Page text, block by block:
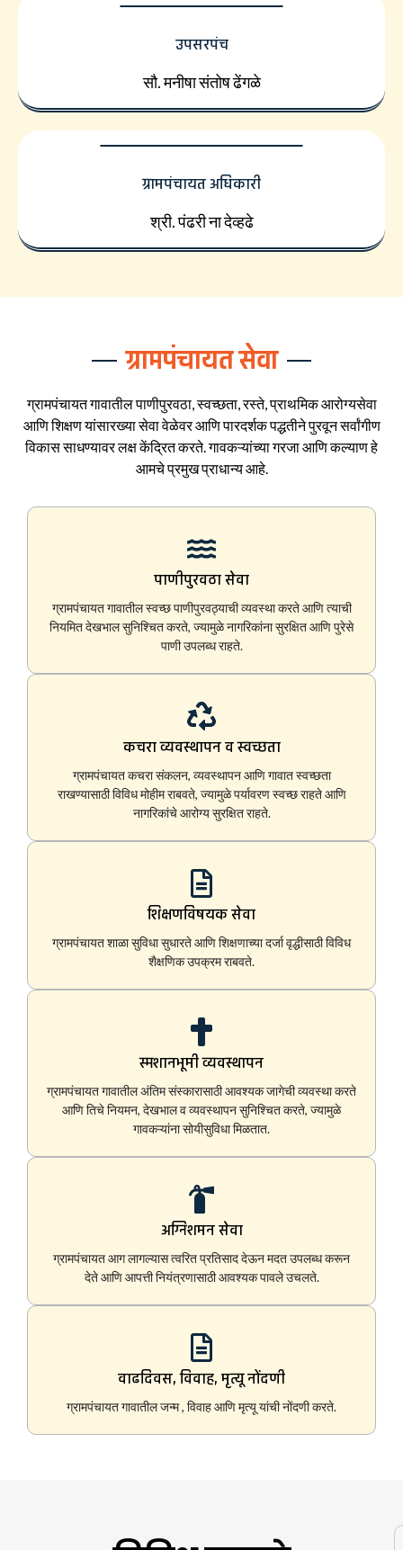
उपसरपंच
सौ. मनीषा संतोष ढेंगळे
ग्रामपंचायत अधिकारी
श्री. पंढरी ना देव्हढे
ग्रामपंचायत सेवा
ग्रामपंचायत गावातील पाणीपुरवठा, स्वच्छता, रस्ते, प्राथमिक आरोग्यसेवा
आणि शिक्षण यांसारख्या सेवा वेळेवर आणि पारदर्शक पद्धतीने पुरवून सर्वांगीण
विकास साधण्यावर लक्ष केंद्रित करते. गावकऱ्यांच्या गरजा आणि कल्याण हे
आमचे प्रमुख प्राधान्य आहे.
पाणीपुरवठा सेवा
ग्रामपंचायत गावातील स्वच्छ पाणीपुरवठ्याची व्यवस्था करते आणि त्याची
नियमित देखभाल सुनिश्चित करते, ज्यामुळे नागरिकांना सुरक्षित आणि पुरेसे
पाणी उपलब्ध राहते.
कचरा व्यवस्थापन व स्वच्छता
ग्रामपंचायत कचरा संकलन, व्यवस्थापन आणि गावात स्वच्छता
राखण्यासाठी विविध मोहीम राबवते, ज्यामुळे पर्यावरण स्वच्छ राहते आणि
नागरिकांचे आरोग्य सुरक्षित राहते.
शिक्षणविषयक सेवा
ग्रामपंचायत शाळा सुविधा सुधारते आणि शिक्षणाच्या दर्जा वृद्धीसाठी विविध
शैक्षणिक उपक्रम राबवते.
स्मशानभूमी व्यवस्थापन
ग्रामपंचायत गावातील अंतिम संस्कारासाठी आवश्यक जागेची व्यवस्था करते
आणि तिचे नियमन, देखभाल व व्यवस्थापन सुनिश्चित करते, ज्यामुळे
गावकऱ्यांना सोयीसुविधा मिळतात.
अग्निशमन सेवा
ग्रामपंचायत आग लागल्यास त्वरित प्रतिसाद देऊन मदत उपलब्ध करून
देते आणि आपत्ती नियंत्रणासाठी आवश्यक पावले उचलते.
वाढदिवस, विवाह, मृत्यू नोंदणी
ग्रामपंचायत गावातील जन्म , विवाह आणि मृत्यू यांची नोंदणी करते.